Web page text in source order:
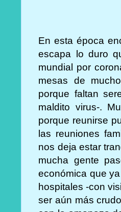
En esta época
escapa lo duro
mundial por
mesas de
porque faltan
maldito virus-.
porque reunirse
las reuniones
nos deja estar
mucha gente
económica que
hospitales -con
ser aún más